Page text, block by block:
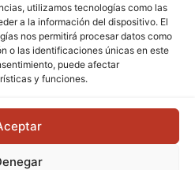
utilizamos tecnologías como las
a la información del dispositivo. El
nos permitirá procesar datos como
o las identificaciones únicas en este
puede afectar
y funciones.